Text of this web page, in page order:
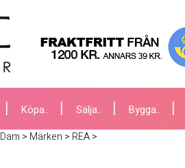
Köpa.. Sälja.. Bygga..
Dam > Märken > REA>